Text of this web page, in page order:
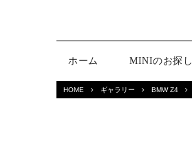
ホーム MINIのお探し
HOME ギャラリー BMW Z4